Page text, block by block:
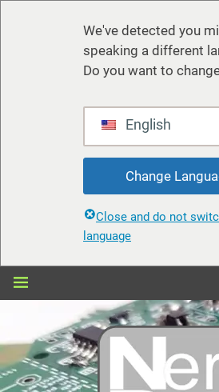
We've detected you
speaking a different
Do you want to
English
Change
Close and do not
language
Zum